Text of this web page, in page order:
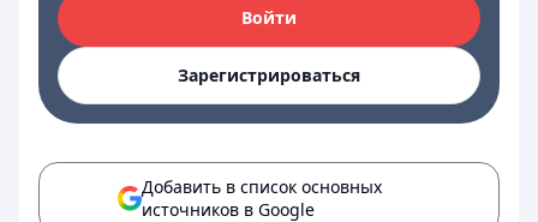
Войти
Зарегистрироваться
Добавить в список основных
источников в Google